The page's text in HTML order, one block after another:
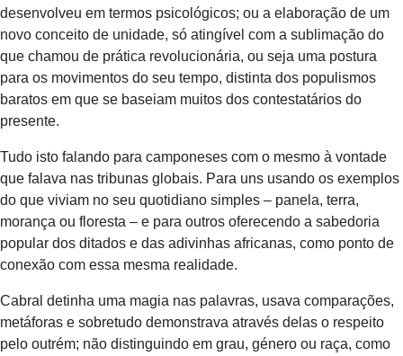
desenvolveu em termos psicológicos; ou a elaboração de um
novo conceito de unidade, só atingível com a sublimação do
que chamou de prática revolucionária, ou seja uma postura
para os movimentos do seu tempo, distinta dos populismos
baratos em que se baseiam muitos dos contestatários do
presente.
Tudo isto falando para camponeses com o mesmo à vontade
que falava nas tribunas globais. Para uns usando os exemplos
do que viviam no seu quotidiano simples – panela, terra,
morança ou floresta – e para outros oferecendo a sabedoria
popular dos ditados e das adivinhas africanas, como ponto de
conexão com essa mesma realidade.
Cabral detinha uma magia nas palavras, usava comparações,
metáforas e sobretudo demonstrava através delas o respeito
pelo outrém; não distinguindo em grau, género ou raça, como